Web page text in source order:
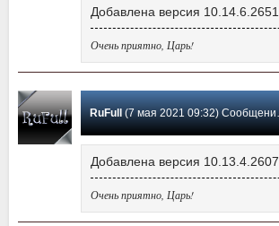
Добавлена версия 10.14.6.2651
Очень приятно, Царь!
RuFull (7 мая 2021 09:32) Сообщение #242
Добавлена версия 10.13.4.2607
Очень приятно, Царь!